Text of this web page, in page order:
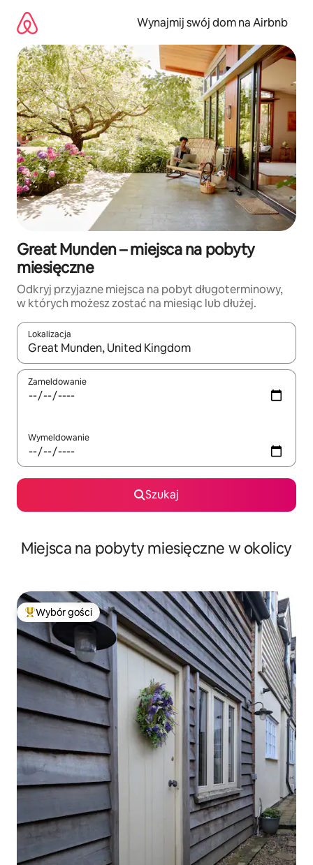
treści
Wynajmij swój dom na Airbnb
Great Munden – miejsca na pobyty
miesięczne
Odkryj przyjazne miejsca na pobyt długoterminowy,
w których możesz zostać na miesiąc lub dłużej.
Lokalizacja
Gdy wyniki będą dostępne, możesz poruszać się po nich za
Zameldowanie
Wymeldowanie
Szukaj
Miejsca na pobyty miesięczne w okolicy
Najpopularniejsze z kategorii Wybór gości
Wybór gości